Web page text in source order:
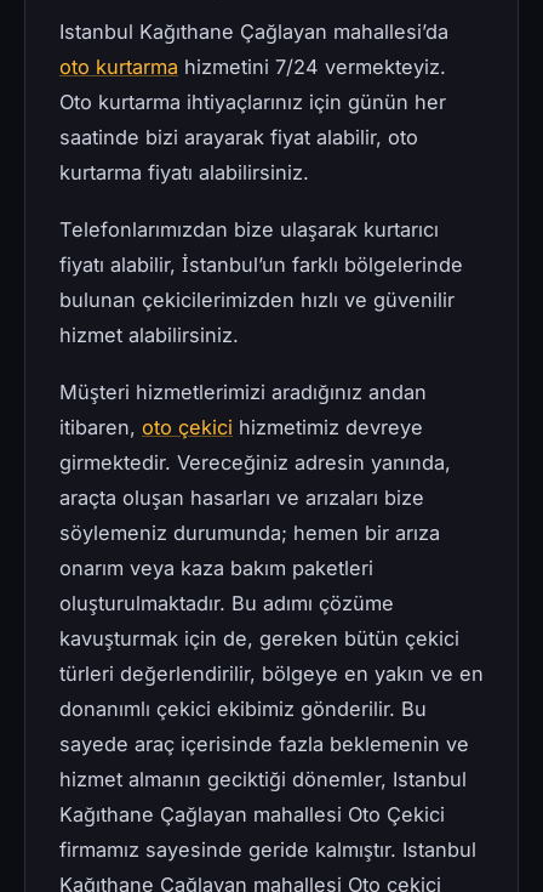
Istanbul Kağıthane Çağlayan mahallesi’da
oto kurtarma hizmetini 7/24 vermekteyiz.
Oto kurtarma ihtiyaçlarınız için günün her
saatinde bizi arayarak fiyat alabilir, oto
kurtarma fiyatı alabilirsiniz.
Telefonlarımızdan bize ulaşarak kurtarıcı
fiyatı alabilir, İstanbul’un farklı bölgelerinde
bulunan çekicilerimizden hızlı ve güvenilir
hizmet alabilirsiniz.
Müşteri hizmetlerimizi aradığınız andan
itibaren, oto çekici hizmetimiz devreye
girmektedir. Vereceğiniz adresin yanında,
araçta oluşan hasarları ve arızaları bize
söylemeniz durumunda; hemen bir arıza
onarım veya kaza bakım paketleri
oluşturulmaktadır. Bu adımı çözüme
kavuşturmak için de, gereken bütün çekici
türleri değerlendirilir, bölgeye en yakın ve en
donanımlı çekici ekibimiz gönderilir. Bu
sayede araç içerisinde fazla beklemenin ve
hizmet almanın geciktiği dönemler, Istanbul
Kağıthane Çağlayan mahallesi Oto Çekici
firmamız sayesinde geride kalmıştır. Istanbul
Kağıthane Çağlayan mahallesi Oto çekici